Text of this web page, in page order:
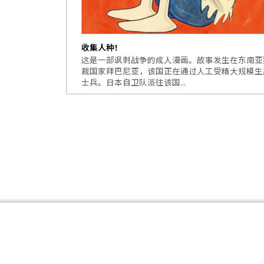
收集人种！
这是一部讽刺战争的成人漫画。故事发生在东南
裁国家拜巴尼亚，该国正在通过人工受精大规模
士兵。日本自卫队派往该国...